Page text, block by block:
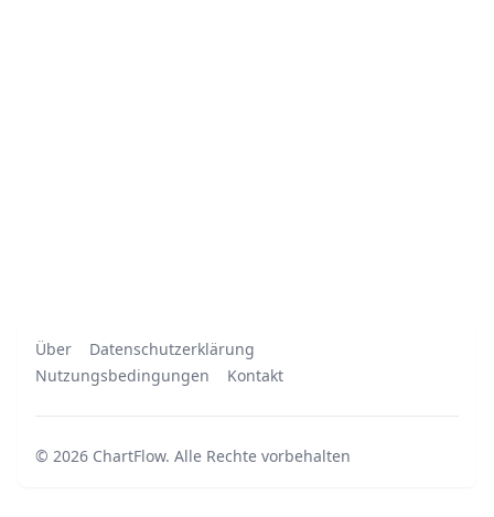
Über
Datenschutzerklärung
Nutzungsbedingungen
Kontakt
© 2026 ChartFlow. Alle Rechte vorbehalten